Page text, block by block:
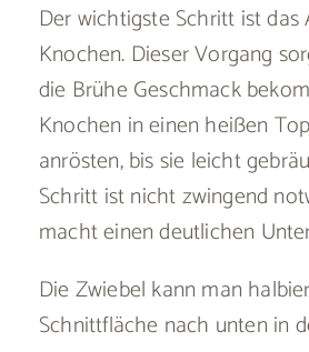
Der wichtigste Schritt ist das
Knochen. Dieser Vorgang
die Brühe Geschmack
Knochen in einen heißen
anrösten, bis sie leicht
Schritt ist nicht zwingend
macht einen deutlichen
Die Zwiebel kann man
Schnittfläche nach unten in